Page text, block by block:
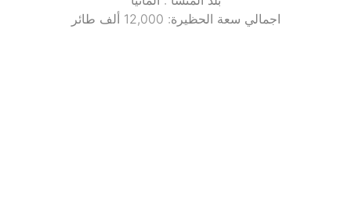
اجمالي سعة الحظيرة: 12,000 ألف طائر